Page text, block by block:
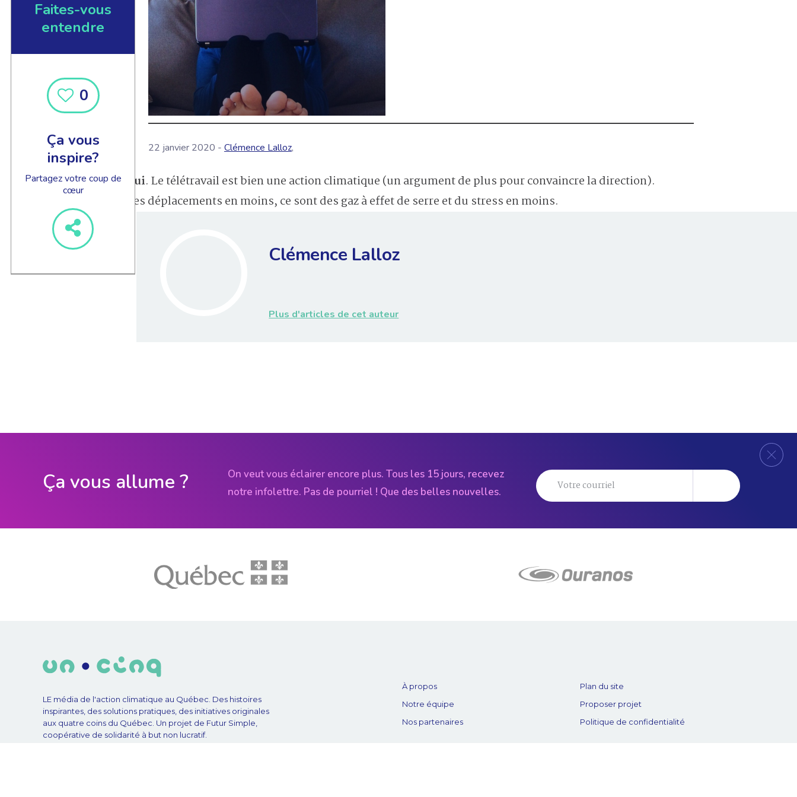
Faites-vous
entendre
0
Ça vous
inspire?
Partagez votre coup de
cœur
22 janvier 2020 - Clémence Lalloz,
Oui. Le télétravail est bien une action climatique (un argument de plus pour convaincre la direction).
Des déplacements en moins, ce sont des gaz à effet de serre et du stress en moins.
Clémence Lalloz
Plus d'articles de cet auteur
Ça vous allume ?
On veut vous éclairer encore plus. Tous les 15 jours, recevez
notre infolettre. Pas de pourriel ! Que des belles nouvelles.
LE média de l'action climatique au Québec. Des histoires
inspirantes, des solutions pratiques, des initiatives originales
aux quatre coins du Québec. Un projet de Futur Simple,
coopérative de solidarité à but non lucratif.
À propos
Notre équipe
Nos partenaires
Plan du site
Proposer projet
Politique de confidentialité